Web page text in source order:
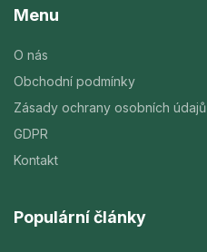
Menu
O nás
Obchodní podmínky
Zásady ochrany osobních údajů
GDPR
Kontakt
Populární články